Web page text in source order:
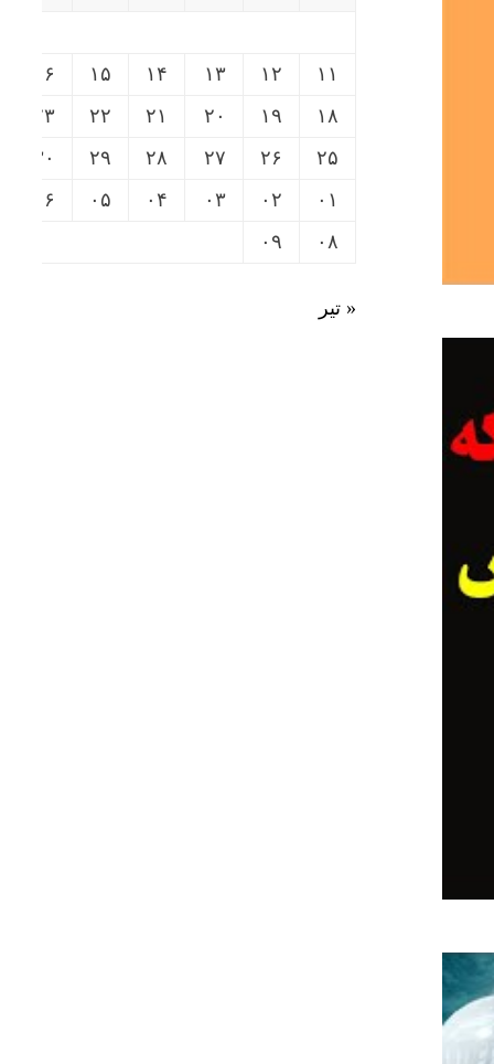
۱۱ ۱۲ ۱۳ ۱۴ ۱۵
۱۶
۱۸
۱۹ ۲۰ ۲۱ ۲۲
۲۳
۲۵
۲۶ ۲۷ ۲۸ ۲۹
۳۰
۰۱
۰۲ ۰۳ ۰۴ ۰۵
۰۶
۰۸
۰۹
« تیر